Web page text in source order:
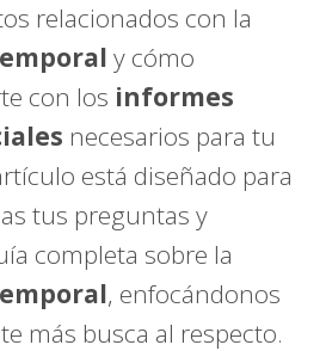
relacionados con la
y cómo
con los informes
necesarios para tu
está diseñado para
tus preguntas y
completa sobre la
, enfocándonos
más busca al respecto.